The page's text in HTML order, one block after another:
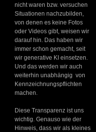
nicht waren bzw. versuchen
Situationen nachzubilden,
von denen es keine Fotos
oder Videos gibt, weisen wir
darauf hin. Das haben wir
immer schon gemacht, seit
wir generative KI einsetzen.
Und das werden wir auch
weiterhin unabhängig von
Kennzeichnungspflichten
machen.
Diese Transparenz ist uns
wichtig. Genauso wie der
Hinweis, dass wir als kleines